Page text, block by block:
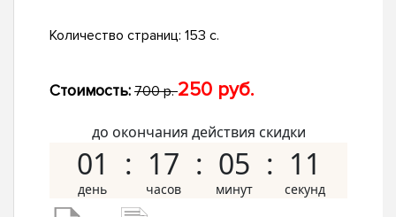
Количество страниц: 153 с.
Стоимость: 700 р.250 руб.
до окончания действия скидки
01 17 05 10